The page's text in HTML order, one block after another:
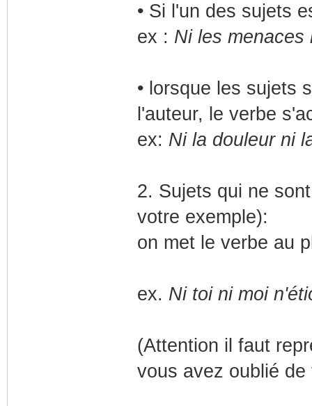
• Si l'un des sujets
ex : Ni les menaces
• lorsque les sujets
l'auteur, le verbe
ex: Ni la douleur ni
2. Sujets qui ne
votre exemple):
on met le verbe au
ex. Ni toi ni moi
(Attention il faut
vous avez oublié